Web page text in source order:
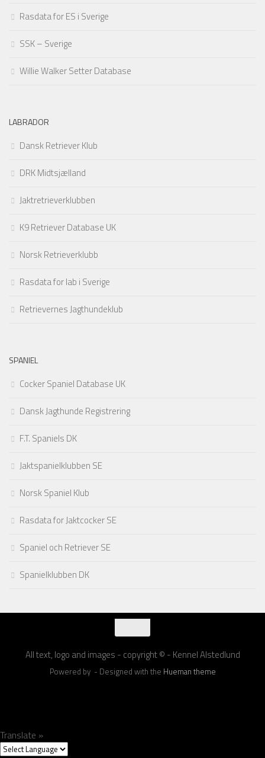
Rasdata for ES i Sverige
SSK – Sverige
Willie Walker Setter Database
LABRADOR
Dansk Retriever Klub
DRK Midtsjælland
Jaktretrieverklubben
K9 Retriever Database UK
Norsk Retrieverklubb
Rasdata for lab i Sverige
Retrievernes Jagthundeklub
SPANIEL
Cocker Spaniel Database UK
Dansk Jagthunde Registrering
F.T. Spaniels DK
Jaktspanielklubben SE
Norsk Spaniel Klub
Rasdata for Jaktcocker SE
Spaniel och Retriever SE
Spanielklubben DK
All text, logo and images - copyright © - Kennel Alstedlund
Powered by - Designed with the Hueman theme
Translate »